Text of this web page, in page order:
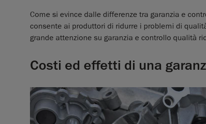
Come si evince dalle differenze tra garanzia e
consente ai produttori di ridurre i problemi di
grande attenzione su garanzia e controllo qualità
Costi ed effetti di una